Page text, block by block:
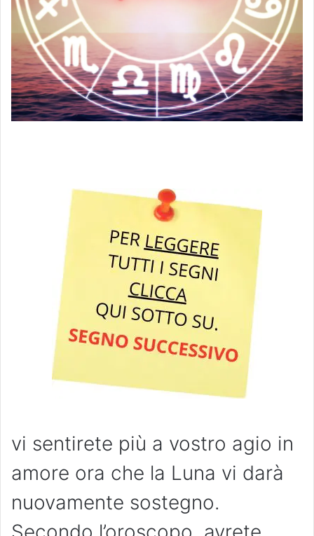
vi sentirete più a vostro agio in
amore ora che la Luna vi darà
nuovamente sostegno.